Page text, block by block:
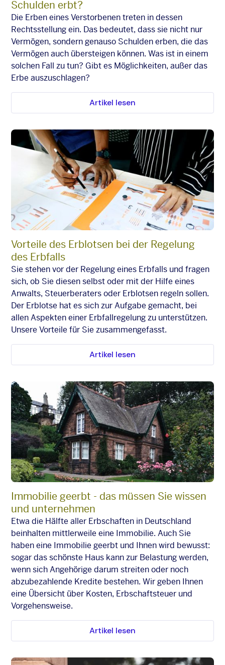
Schulden erbt?
Die Erben eines Verstorbenen treten in dessen
Rechtsstellung ein. Das bedeutet, dass sie nicht nur
Vermögen, sondern genauso Schulden erben, die das
Vermögen auch übersteigen können. Was ist in einem
solchen Fall zu tun? Gibt es Möglichkeiten, außer das
Erbe auszuschlagen?
Artikel lesen
Vorteile des Erblotsen bei der Regelung
des Erbfalls
Sie stehen vor der Regelung eines Erbfalls und fragen
sich, ob Sie diesen selbst oder mit der Hilfe eines
Anwalts, Steuerberaters oder Erblotsen regeln sollen.
Der Erblotse hat es sich zur Aufgabe gemacht, bei
allen Aspekten einer Erbfallregelung zu unterstützen.
Unsere Vorteile für Sie zusammengefasst.
Artikel lesen
Immobilie geerbt - das müssen Sie wissen
und unternehmen
Etwa die Hälfte aller Erbschaften in Deutschland
beinhalten mittlerweile eine Immobilie. Auch Sie
haben eine Immobilie geerbt und Ihnen wird bewusst:
sogar das schönste Haus kann zur Belastung werden,
wenn sich Angehörige darum streiten oder noch
abzubezahlende Kredite bestehen. Wir geben Ihnen
eine Übersicht über Kosten, Erbschaftsteuer und
Vorgehensweise.
Artikel lesen